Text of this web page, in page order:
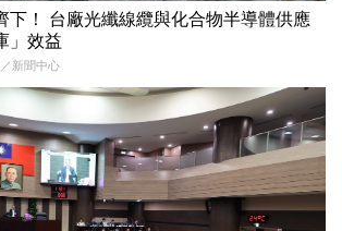
下！ 台廠光纖線纜與化合物半導體供應
」效益
新聞中心